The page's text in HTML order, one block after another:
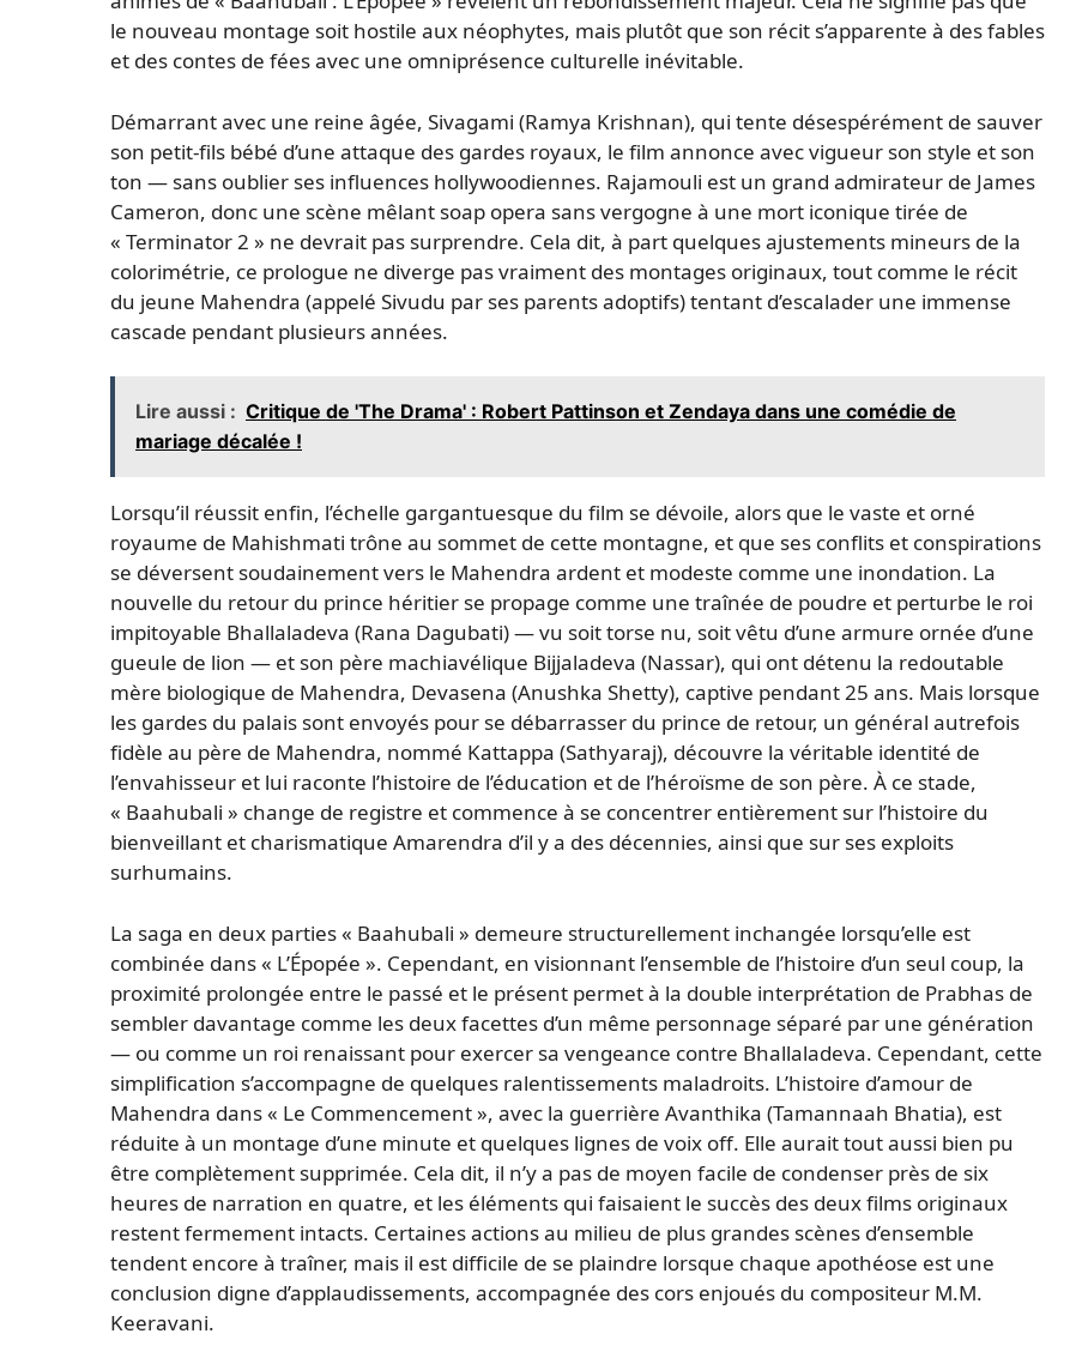
le nouveau montage soit hostile aux néophytes, mais plutôt que son récit s’apparente à des fables
et des contes de fées avec une omniprésence culturelle inévitable.
Démarrant avec une reine âgée, Sivagami (Ramya Krishnan), qui tente désespérément de sauver
son petit-fils bébé d’une attaque des gardes royaux, le film annonce avec vigueur son style et son
ton — sans oublier ses influences hollywoodiennes. Rajamouli est un grand admirateur de James
Cameron, donc une scène mêlant soap opera sans vergogne à une mort iconique tirée de
« Terminator 2 » ne devrait pas surprendre. Cela dit, à part quelques ajustements mineurs de la
colorimétrie, ce prologue ne diverge pas vraiment des montages originaux, tout comme le récit
du jeune Mahendra (appelé Sivudu par ses parents adoptifs) tentant d’escalader une immense
cascade pendant plusieurs années.
Lire aussi : Critique de 'The Drama' : Robert Pattinson et Zendaya dans une comédie de
mariage décalée !
Lorsqu’il réussit enfin, l’échelle gargantuesque du film se dévoile, alors que le vaste et orné
royaume de Mahishmati trône au sommet de cette montagne, et que ses conflits et conspirations
se déversent soudainement vers le Mahendra ardent et modeste comme une inondation. La
nouvelle du retour du prince héritier se propage comme une traînée de poudre et perturbe le roi
impitoyable Bhallaladeva (Rana Dagubati) — vu soit torse nu, soit vêtu d’une armure ornée d’une
gueule de lion — et son père machiavélique Bijjaladeva (Nassar), qui ont détenu la redoutable
mère biologique de Mahendra, Devasena (Anushka Shetty), captive pendant 25 ans. Mais lorsque
les gardes du palais sont envoyés pour se débarrasser du prince de retour, un général autrefois
fidèle au père de Mahendra, nommé Kattappa (Sathyaraj), découvre la véritable identité de
l’envahisseur et lui raconte l’histoire de l’éducation et de l’héroïsme de son père. À ce stade,
« Baahubali » change de registre et commence à se concentrer entièrement sur l’histoire du
bienveillant et charismatique Amarendra d’il y a des décennies, ainsi que sur ses exploits
surhumains.
La saga en deux parties « Baahubali » demeure structurellement inchangée lorsqu’elle est
combinée dans « L’Épopée ». Cependant, en visionnant l’ensemble de l’histoire d’un seul coup, la
proximité prolongée entre le passé et le présent permet à la double interprétation de Prabhas de
sembler davantage comme les deux facettes d’un même personnage séparé par une génération
— ou comme un roi renaissant pour exercer sa vengeance contre Bhallaladeva. Cependant, cette
simplification s’accompagne de quelques ralentissements maladroits. L’histoire d’amour de
Mahendra dans « Le Commencement », avec la guerrière Avanthika (Tamannaah Bhatia), est
réduite à un montage d’une minute et quelques lignes de voix off. Elle aurait tout aussi bien pu
être complètement supprimée. Cela dit, il n’y a pas de moyen facile de condenser près de six
heures de narration en quatre, et les éléments qui faisaient le succès des deux films originaux
restent fermement intacts. Certaines actions au milieu de plus grandes scènes d’ensemble
tendent encore à traîner, mais il est difficile de se plaindre lorsque chaque apothéose est une
conclusion digne d’applaudissements, accompagnée des cors enjoués du compositeur M.M.
Keeravani.